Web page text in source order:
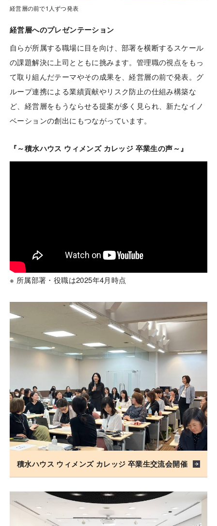
経営層の前で1人ずつ発表
経営層へのプレゼンテーション
自らが所属する職場に目を向け、部署を横断するスケール
の課題解決に上司とともに挑みます。管理職の視点をもっ
て取り組んだテーマやその成果を、経営層の前で発表。グ
ループ連携による業績貢献やリスク防止の仕組み構築な
ど、経営層をもうならせる提案が多く見られ、新たなイノ
ベーションの創出にもつながっています。
『～積水ハウス ウィメンズ カレッジ 卒業生の声～』
※ 所属部署・役職は2025年4月時点
積水ハウス ウィメンズ カレッジ 卒業生交流会開催